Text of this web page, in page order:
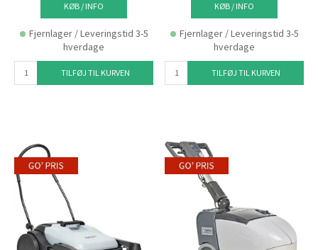
KØB / INFO
Fjernlager / Leveringstid 3-5
hverdage
TILFØJ TIL KURVEN
KØB / INFO
Fjernlager / Leveringstid 3-5
hverdage
TILFØJ TIL KURVEN